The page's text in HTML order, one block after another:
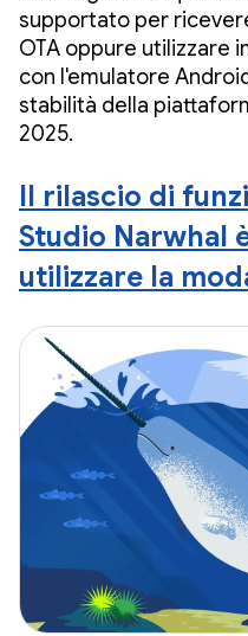
supportato per
OTA oppure utilizzare
con l'emulatore
stabilità della
2025.
Il rilascio di
Studio Narwhal
utilizzare la